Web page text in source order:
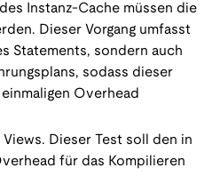
Instanz-Cache müssen die
Dieser Vorgang umfasst
Statements, sondern auch
sodass dieser
Overhead
Dieser Test soll den in
für das Kompilieren